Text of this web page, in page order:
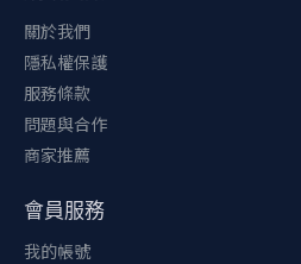
關於我們
隱私權保護
服務條款
問題與合作
商家推薦
會員服務
我的帳號